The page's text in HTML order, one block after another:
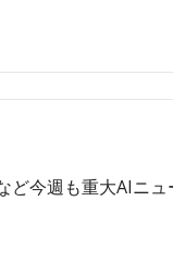
今週も重大AIニュ